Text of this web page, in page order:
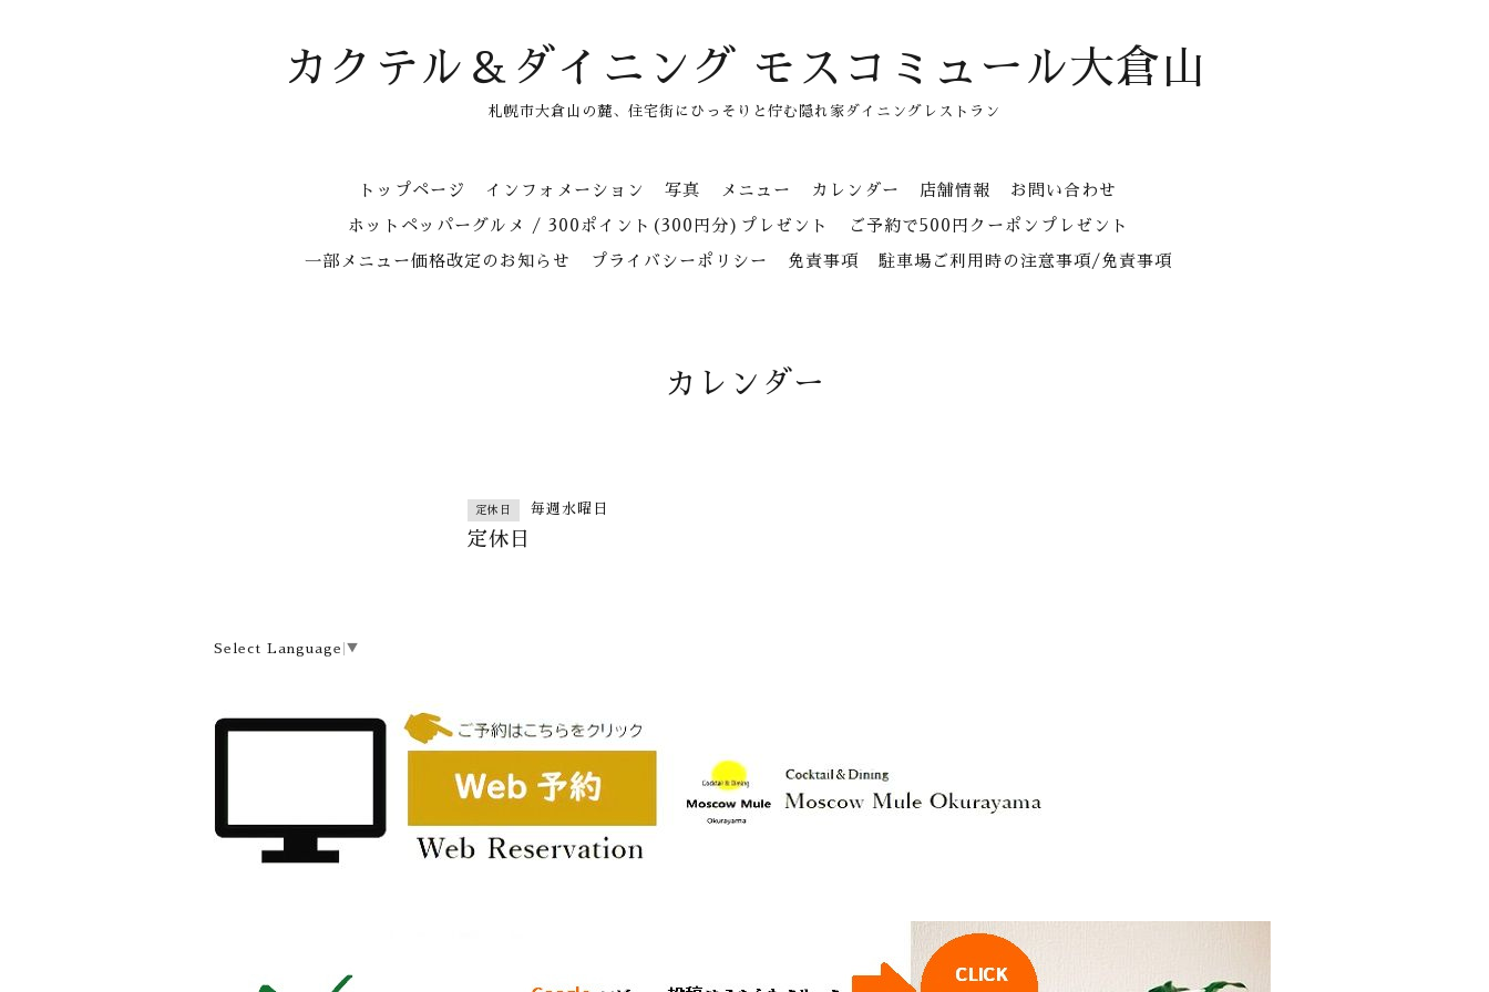
カクテル＆ダイニング モスコミュール大倉山
札幌市大倉山の麓、住宅街にひっそりと佇む隠れ家ダイニングレストラン
トップページ インフォメーション 写真 メニュー カレンダー 店舗情報 お問い合わせ
ホットペッパーグルメ / 300ポイント(300円分)プレゼント ご予約で500円クーポンプレゼント
一部メニュー価格改定のお知らせ プライバシーポリシー 免責事項 駐車場ご利用時の注意事項/免責事項
カレンダー
定休日 毎週水曜日
定休日
Select Language ▼